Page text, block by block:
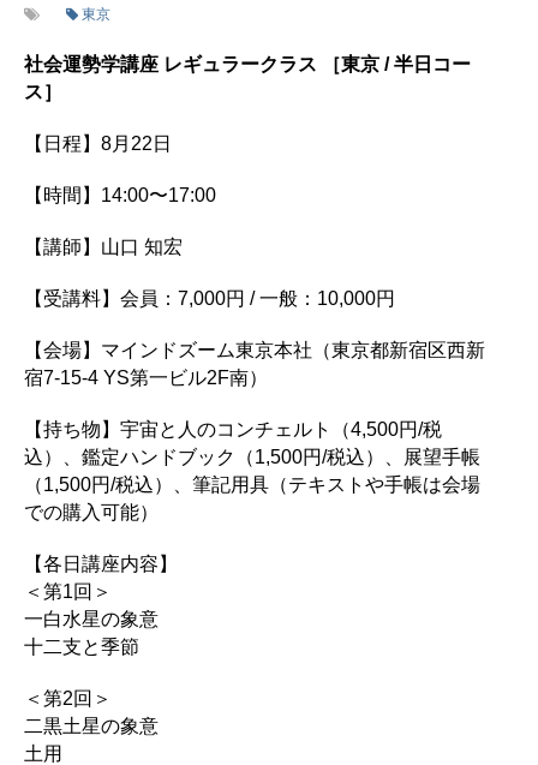
東京
社会運勢学講座 レギュラークラス ［東京 / 半日コー
ス］
【日程】8月22日
【時間】14:00〜17:00
【講師】山口 知宏
【受講料】会員：7,000円 / 一般：10,000円
【会場】マインドズーム東京本社（東京都新宿区西新
宿7-15-4 YS第一ビル2F南）
【持ち物】宇宙と人のコンチェルト（4,500円/税
込）、鑑定ハンドブック（1,500円/税込）、展望手帳
（1,500円/税込）、筆記用具（テキストや手帳は会場
での購入可能）
【各日講座内容】
＜第1回＞
一白水星の象意
十二支と季節
＜第2回＞
二黒土星の象意
土用